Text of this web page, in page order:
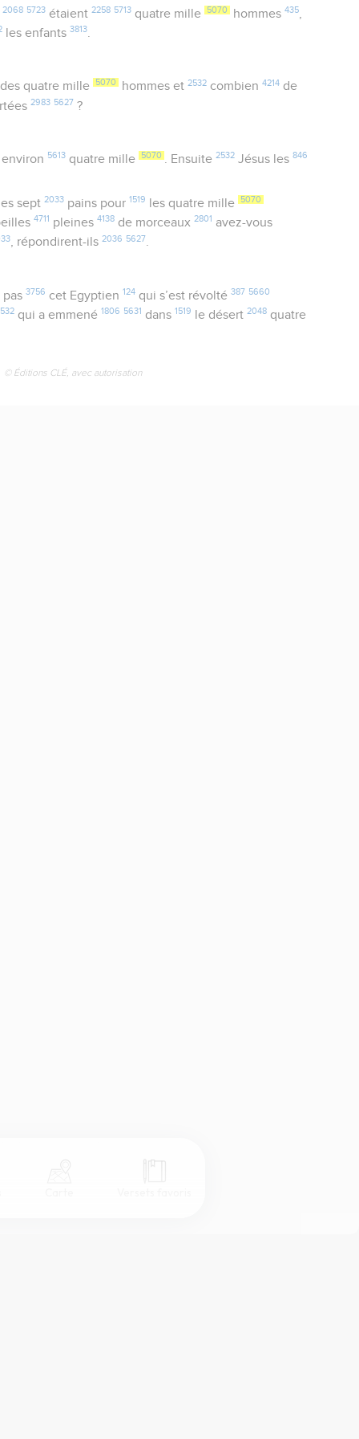
2068 5723étaient 2258 5713quatre mille 5070 hommes 435,
les enfants3813.
des quatre mille 5070 hommes et 2532combien 4214de
2983 5627 ?
5613quatre mille 5070 . Ensuite 2532Jésus les 846
sept 2033pains pour 1519 les quatre mille 5070
4711 pleines4138 de morceaux2801
avez-vous
, répondirent-ils2036 5627.
pas 3756 cet Egyptien 124qui s’est révolté 387 5660
qui a emmené 1806 5631 dans 1519 le désert2048 quatre
© Éditions CLÉ, avec autorisation